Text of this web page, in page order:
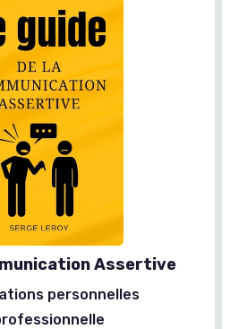
Assertive
personnelles